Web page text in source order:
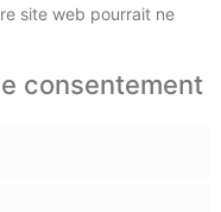
site web pourrait ne
consentement